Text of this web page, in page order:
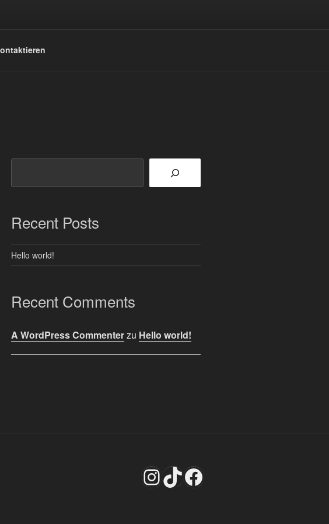
Recent Posts
Hello world!
Recent Comments
A WordPress Commenterzu Hello world!
Instagram
TikTokFacebook